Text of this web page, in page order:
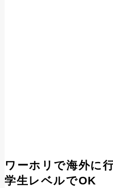
ワーホリで海外に
学生レベルでOK